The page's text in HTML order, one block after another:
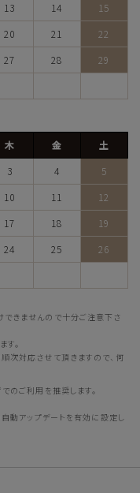
13 14
15
20 21
22
27 28
29
木 金
土
3 4
5
10 11
12
17 18
19
24 25
26
きませんので十分ご注意下さ
す。
次対応させて頂きますので、何
のご利用を推奨します。
動アップデートを有効に設定し